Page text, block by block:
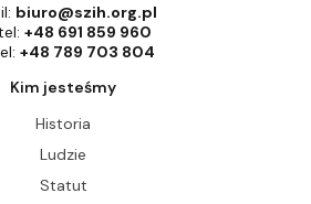
biuro@szih.org.pl
+48 691 859 960
+48 789 703 804
Kim jesteśmy
Historia
Ludzie
Statut